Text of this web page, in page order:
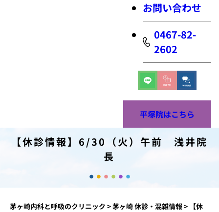
お問い合わせ
0467-82-
2602
平塚院はこちら
【休診情報】6/30（火）午前 浅井院
長
茅ヶ崎内科と呼吸のクリニック >茅ヶ崎 休診・混雑情報> 【休